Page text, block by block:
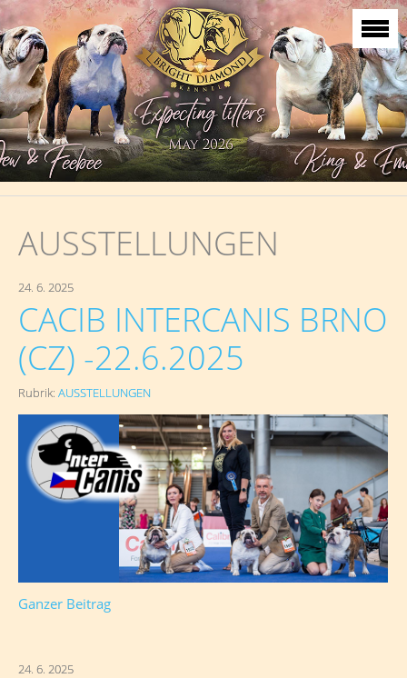
AUSSTELLUNGEN
24. 6. 2025
CACIB INTERCANIS BRNO
(CZ) -22.6.2025
Rubrik: AUSSTELLUNGEN
Ganzer Beitrag
24. 6. 2025